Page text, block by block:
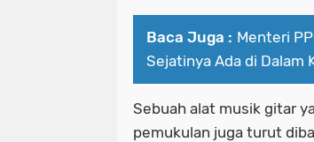
Baca Juga : Menteri
Sejatinya Ada di Dalam
Sebuah alat musik gitar
pemukulan juga turut